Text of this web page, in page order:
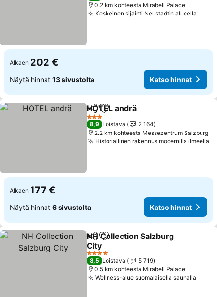
0.2 km kohteesta Mirabell Palace
Keskeinen sijainti Neustadtin alueella
Alkaen 202 €
Näytä hinnat 13 sivustolta Katso hinnat
Jaa Lisää suosikkeihin
HOTEL andrä
3 Tähtiluokitus
8,9 Loistava
2 164
2.2 km kohteesta Messezentrum Salzburg
Historiallinen rakennus modernilla ilmeellä
Alkaen 177 €
Näytä hinnat 6 sivustolta Katso hinnat
Jaa Lisää suosikkeihin
NH Collection Salzburg
City
Katso hinnat
4 Tähtiluokitus
8,5 Loistava
5 719
0.5 km kohteesta Mirabell Palace
Wellness-alue suomalaisella saunalla